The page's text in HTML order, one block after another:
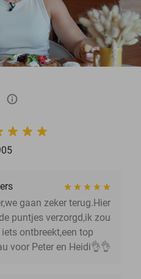
info_outlined
gaan zeker terug.Hier
puntjes verzorgd,ik zou
ontbreekt,een top
voor Peter en Heidi👌👌